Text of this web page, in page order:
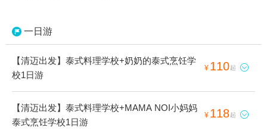
一日游
【清迈出发】泰式料理学校+奶奶的泰式烹饪学
校1日游
¥ 110起 
【清迈出发】泰式料理学校+MAMA NOI小妈妈
泰式烹饪学校1日游
¥ 118起 